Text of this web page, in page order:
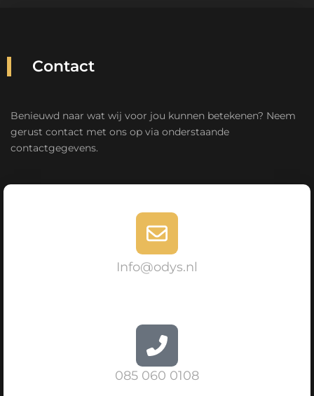
Contact
Benieuwd naar wat wij voor jou kunnen betekenen? Neem
gerust contact met ons op via onderstaande
contactgegevens.
Info@odys.nl
085 060 0108